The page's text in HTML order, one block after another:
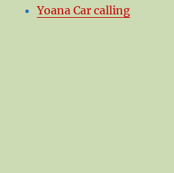
Yoana Car calling